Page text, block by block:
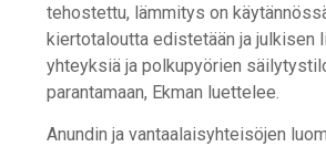
tehostettu, lämmitys on
kiertotaloutta edistetään ja julkisen
yhteyksiä ja polkupyörien
parantamaan, Ekman luettelee.
Anundin ja vantaalaisyhteisöjen